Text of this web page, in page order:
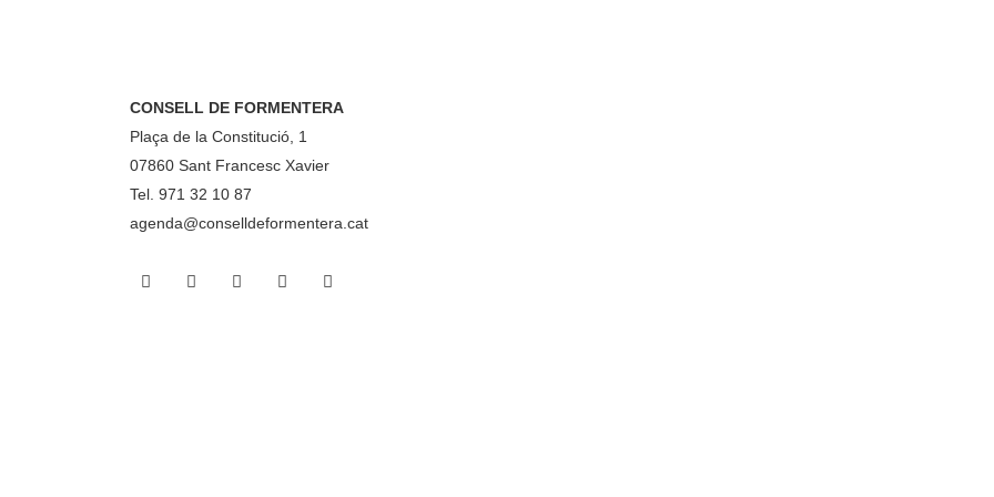
CONSELL DE FORMENTERA
Plaça de la Constitució, 1
07860 Sant Francesc Xavier
Tel. 971 32 10 87
agenda@conselldeformentera.cat